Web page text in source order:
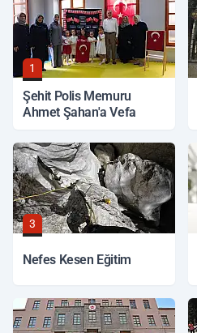
1
Şehit Polis Memuru
Ahmet Şahan'a Vefa
3
Nefes Kesen Eğitim